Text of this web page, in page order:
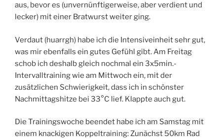
aus, bevor es (unvernünftigerweise, aber verdient und
lecker) mit einer Bratwurst weiter ging.
Verdaut (huarrgh) habe ich die Intensiveinheit sehr gut,
was mir ebenfalls ein gutes Gefühl gibt. Am Freitag
schob ich deshalb gleich nochmal ein 3x5min.-
Intervalltraining wie am Mittwoch ein, mit der
zusätzlichen Schwierigkeit, dass ich in schönster
Nachmittagshitze bei 33°C lief. Klappte auch gut.
Die Trainingswoche beendet habe ich am Samstag mit
einem knackigen Koppeltraining: Zunächst 50km Rad